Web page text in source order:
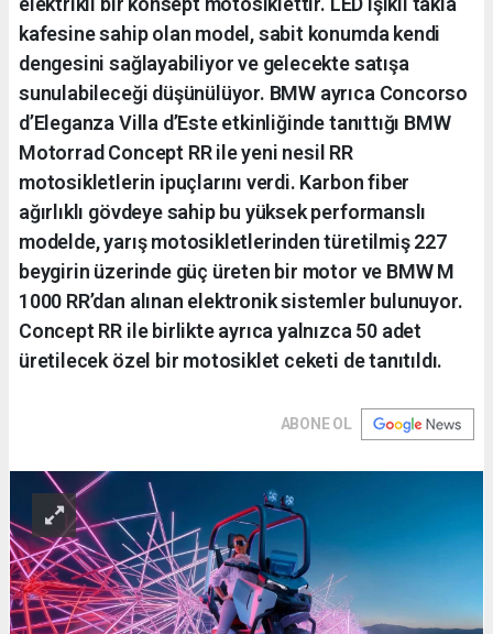
kafesine sahip olan model, sabit konumda kendi
dengesini sağlayabiliyor ve gelecekte satışa
sunulabileceği düşünülüyor. BMW ayrıca Concorso
d’Eleganza Villa d’Este etkinliğinde tanıttığı BMW
Motorrad Concept RR ile yeni nesil RR
motosikletlerin ipuçlarını verdi. Karbon fiber
ağırlıklı gövdeye sahip bu yüksek performanslı
modelde, yarış motosikletlerinden türetilmiş 227
beygirin üzerinde güç üreten bir motor ve BMW M
1000 RR’dan alınan elektronik sistemler bulunuyor.
Concept RR ile birlikte ayrıca yalnızca 50 adet
üretilecek özel bir motosiklet ceketi de tanıtıldı.
ABONE OL